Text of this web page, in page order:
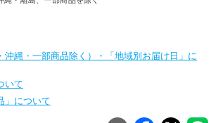
沖縄・一部商品除く）・「地域別お届け日」に
いて
」について